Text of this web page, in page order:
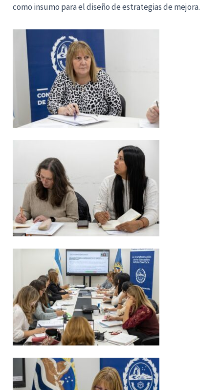
como insumo para el diseño de estrategias de mejora.